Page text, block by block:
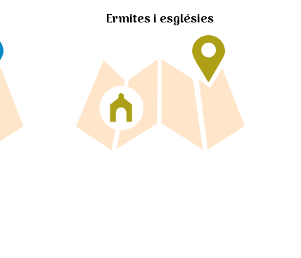
Ermites i esglésies